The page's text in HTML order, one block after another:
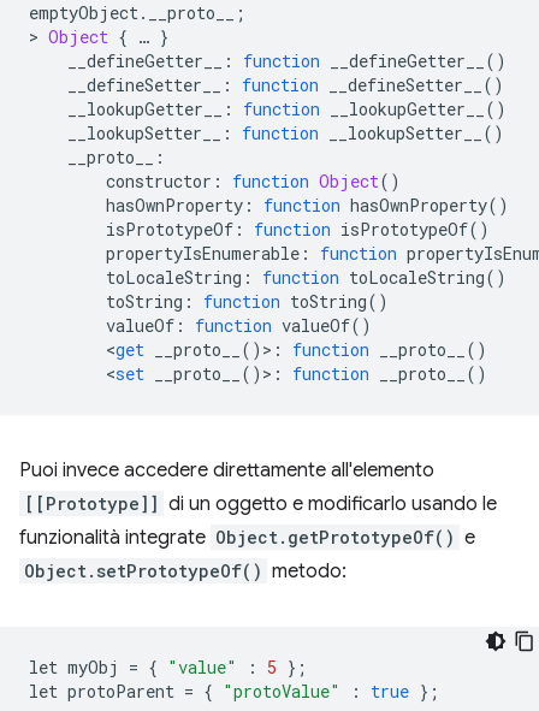
emptyObject. __proto__
;
> Object { … }
__defineGetter__
: function __defineGetter__
()
__defineSetter__
: function __defineSetter__
()
__lookupGetter__
: function __lookupGetter__
()
__lookupSetter__
: function __lookupSetter__
()
__proto__
:
constructor : function Object()
hasOwnProperty : function hasOwnProperty()
isPrototypeOf : function isPrototypeOf()
propertyIsEnumerable : function
toLocaleString : function toLocaleString()
toString : function toString()
valueOf : function valueOf()
<get __proto__ ()>: function __proto__
()
<set __proto__ ()>: function __proto__ ()
Puoi invece accedere direttamente all'elemento
[[Prototype]] di un oggetto e modificarlo usando le
funzionalità integrate Object.getPrototypeOf() e
Object.setPrototypeOf() metodo:
let myObj = { "value" : 5 };
let protoParent = { "protoValue" : true };